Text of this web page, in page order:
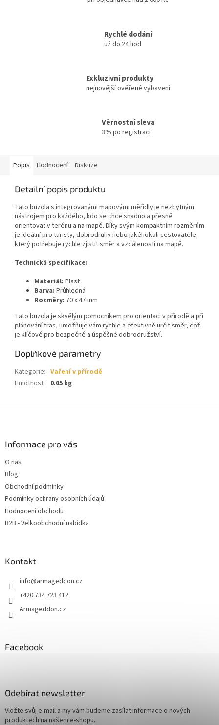
Rychlé dodání
už do 24 hod
Exkluzivní produkty
nejnovější ověřené vybavení
Věrnostní sleva
3% po registraci
Popis Hodnocení Diskuze
Detailní popis produktu
Tato buzola s integrovanými mapovými měřidly je nezbytným
nástrojem pro každého, kdo se chce snadno a přesně
orientovat v terénu a na mapě. Díky svým kompaktním rozměrům
je ideální pro turisty, dobrodruhy nebo jakéhokoli cestovatele,
který potřebuje rychle zjistit směr a vzdálenosti na mapě.
Technická specifikace:
Materiál: Plast
Barva: Průhledná
Rozměry: 70 x 47 mm
Tato buzola je skvělým pomocníkem pro orientaci v přírodě a při
plánování tras, umožňuje vám rychle a efektivně určit směr, což
je klíčové pro bezpečné a úspěšné dobrodružství.
Doplňkové parametry
Kategorie: Vaření v přírodě
Hmotnost: 0.05 kg
Informace pro vás
O nás
Blog
Obchodní podmínky
Podmínky ochrany osobních údajů
Hodnocení obchodu
B2B - Velkoobchodní nabídka
Kontakt
info@armageddon.cz
+420 734 723 412
Armageddon.cz
Facebook
Odebírat newsletter
Vložte svůj e-mail a my vám budeme zasílat informace o nových
produktech na našem e-shopu.